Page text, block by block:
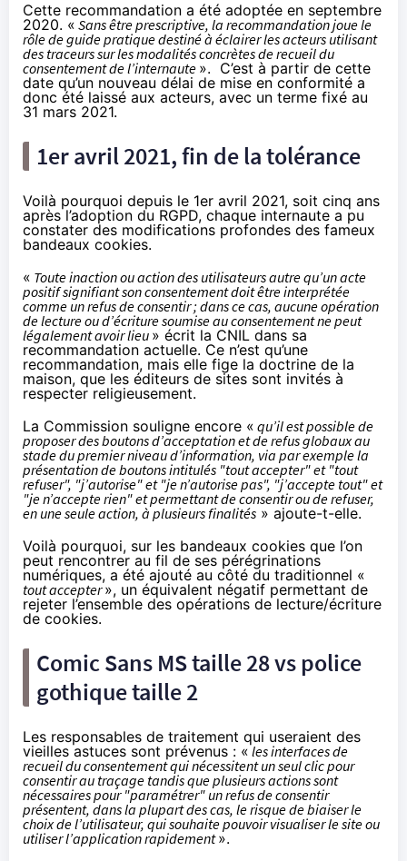
Cette recommandation a été adoptée en septembre
2020. « Sans être prescriptive, la recommandation joue le
rôle de guide pratique destiné à éclairer les acteurs utilisant
des traceurs sur les modalités concrètes de recueil du
consentement de l’internaute ». C’est à partir de cette
date qu’un nouveau délai de mise en conformité a
donc été laissé aux acteurs, avec un terme fixé au
31 mars 2021.
1er avril 2021, fin de la tolérance
Voilà pourquoi depuis le 1er avril 2021, soit cinq ans
après l’adoption du RGPD, chaque internaute a pu
constater des modifications profondes des fameux
bandeaux cookies.
« Toute inaction ou action des utilisateurs autre qu’un acte
positif signifiant son consentement doit être interprétée
comme un refus de consentir ; dans ce cas, aucune opération
de lecture ou d’écriture soumise au consentement ne peut
légalement avoir lieu » écrit la CNIL dans sa
recommandation actuelle. Ce n’est qu’une
recommandation, mais elle fige la doctrine de la
maison, que les éditeurs de sites sont invités à
respecter religieusement.
La Commission souligne encore « qu’il est possible de
proposer des boutons d’acceptation et de refus globaux au
stade du premier niveau d’information, via par exemple la
présentation de boutons intitulés "tout accepter" et "tout
refuser", "j’autorise" et "je n’autorise pas", "j’accepte tout" et
"je n’accepte rien" et permettant de consentir ou de refuser,
en une seule action, à plusieurs finalités » ajoute-t-elle.
Voilà pourquoi, sur les bandeaux cookies que l’on
peut rencontrer au fil de ses pérégrinations
numériques, a été ajouté au côté du traditionnel «
tout accepter», un équivalent négatif permettant de
rejeter l’ensemble des opérations de lecture/écriture
de cookies.
Comic Sans MS taille 28 vs police
gothique taille 2
Les responsables de traitement qui useraient des
vieilles astuces sont prévenus : «les interfaces de
recueil du consentement qui nécessitent un seul clic pour
consentir au traçage tandis que plusieurs actions sont
nécessaires pour "paramétrer" un refus de consentir
présentent, dans la plupart des cas, le risque de biaiser le
choix de l’utilisateur, qui souhaite pouvoir visualiser le site ou
utiliser l’application rapidement».